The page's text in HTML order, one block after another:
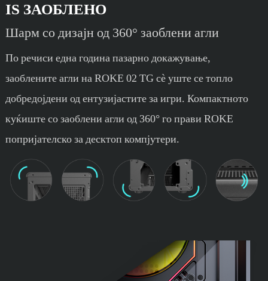
IS ЗАОБЛЕНО
Шарм со дизајн од 360° заоблени агли
По речиси една година пазарно докажување,
заоблените агли на ROKE 02 TG сè уште се топло
добредојдени од ентузијастите за игри. Компактното
куќиште со заоблени агли од 360° го прави ROKE
попријателско за десктоп компјутери.